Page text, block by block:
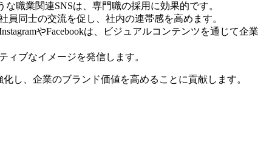
職業関連SNSは、専門職の採用に効果的です。
同士の交流を促し、社内の連帯感を高めます。
やFacebookは、ビジュアルコンテンツを通じて企業
ィブなイメージを発信します。
し、企業のブランド価値を高めることに貢献します。